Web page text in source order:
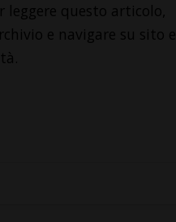
leggere questo articolo,
e navigare su sito e